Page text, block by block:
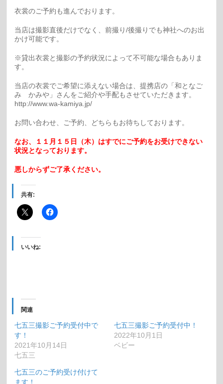
衣裳のご予約も進んでおります。
当店は撮影直後だけでなく、前撮り/後撮りでも神社へのお出
かけ可能です。
※貸出衣裳と撮影の予約状況によって不可能な場合もありま
す。
当店の衣裳でご希望に添えない場合は、提携店の「和となご
み かみや」さんをご紹介や手配もさせていただきます。
http://www.wa-kamiya.jp/
お問い合わせ、ご予約、どちらもお待ちしております。
なお、１１月１５日（木）はすでにご予約をお受けできない
状況となっております。
悪しからずご了承ください。
共有:
いいね:
関連
七五三撮影ご予約受付中で
す！
2021年10月14日
七五三
七五三撮影ご予約受付中！
2022年10月1日
ベビー
七五三のご予約受け付けて
ます！